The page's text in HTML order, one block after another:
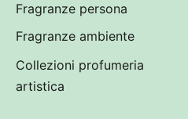
Fragranze persona
Fragranze ambiente
Collezioni profumeria
artistica